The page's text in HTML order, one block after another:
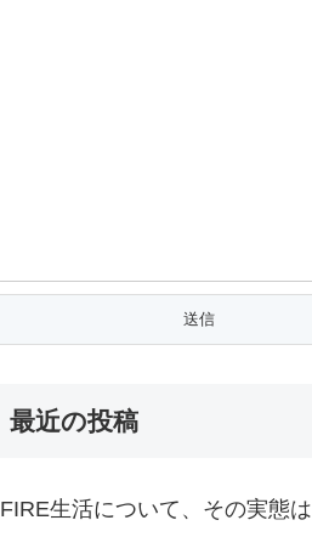
最近の投稿
FIRE生活について、その実態は